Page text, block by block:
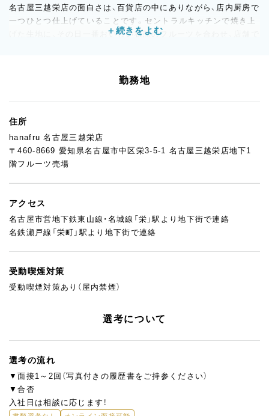
名古屋三越栄店の面白さは、百貨店の中にありながら、店内厨房で
一つひとつ仕上げていることです。セントラルキッチンで焼き上
げた生地に、その日一番おいしい状態のフルーツを合わせ、店舗で
キ屋さん」らしい、素材と向き合う仕事です。
今回募集するのは、ある程度の生菓子製造経験をお持ちの方。高
度なナッペや絞りの技術よりも、フルーツを丁寧に扱えること、周
経験がすべて完璧でなくても大丈夫です。フルーツの知識は、試
食や日々の製造を通して少しずつ身につけていけます。
フルーツが好き、お菓子づくりが好き、そしてお客様に喜ばれる商
品を届けたい。そんな想いを持った方と、ぜひ一緒に働きたいと
勤務地
住所
hanafru 名古屋三越栄店
〒460-8669 愛知県名古屋市中区栄3-5-1 名古屋三越栄店地下1
階フルーツ売場
アクセス
名古屋市営地下鉄東山線・名城線「栄」駅より地下街で連絡
名鉄瀬戸線「栄町」駅より地下街で連絡
受動喫煙対策
受動喫煙対策あり（屋内禁煙）
選考について
選考の流れ
▼面接1～2回（写真付きの履歴書をご持参ください）
▼合否
入社日は相談に応じます！